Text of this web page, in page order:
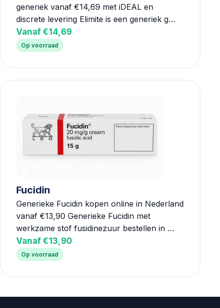
generiek vanaf €14,69 met iDEAL en
discrete levering Elimite is een generiek g…
Vanaf €14,69
Op voorraad
Fucidin
Generieke Fucidin kopen online in Nederland
vanaf €13,90 Generieke Fucidin met
werkzame stof fusidinezuur bestellen in …
Vanaf €13,90
Op voorraad